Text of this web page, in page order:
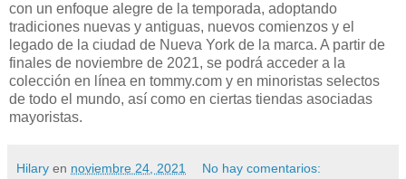
con un enfoque alegre de la temporada, adoptando
tradiciones nuevas y antiguas, nuevos comienzos y el
legado de la ciudad de Nueva York de la marca. A partir de
finales de noviembre de 2021, se podrá acceder a la
colección en línea en tommy.com y en minoristas selectos
de todo el mundo, así como en ciertas tiendas asociadas
mayoristas.
Hilary en noviembre 24, 2021 No hay comentarios: